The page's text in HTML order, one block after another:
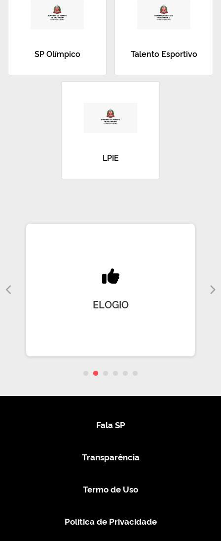
SP Olímpico Talento Esportivo
LPIE
ELOGIO
Fala SP
Transparência
Termo de Uso
Política de Privacidade